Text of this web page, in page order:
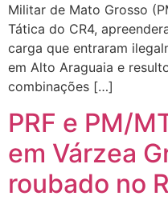
Militar de Mato Grosso
Tática do CR4,
carga que entraram
em Alto Araguaia e
combinações […]
PRF e PM/
em Várzea
roubado no